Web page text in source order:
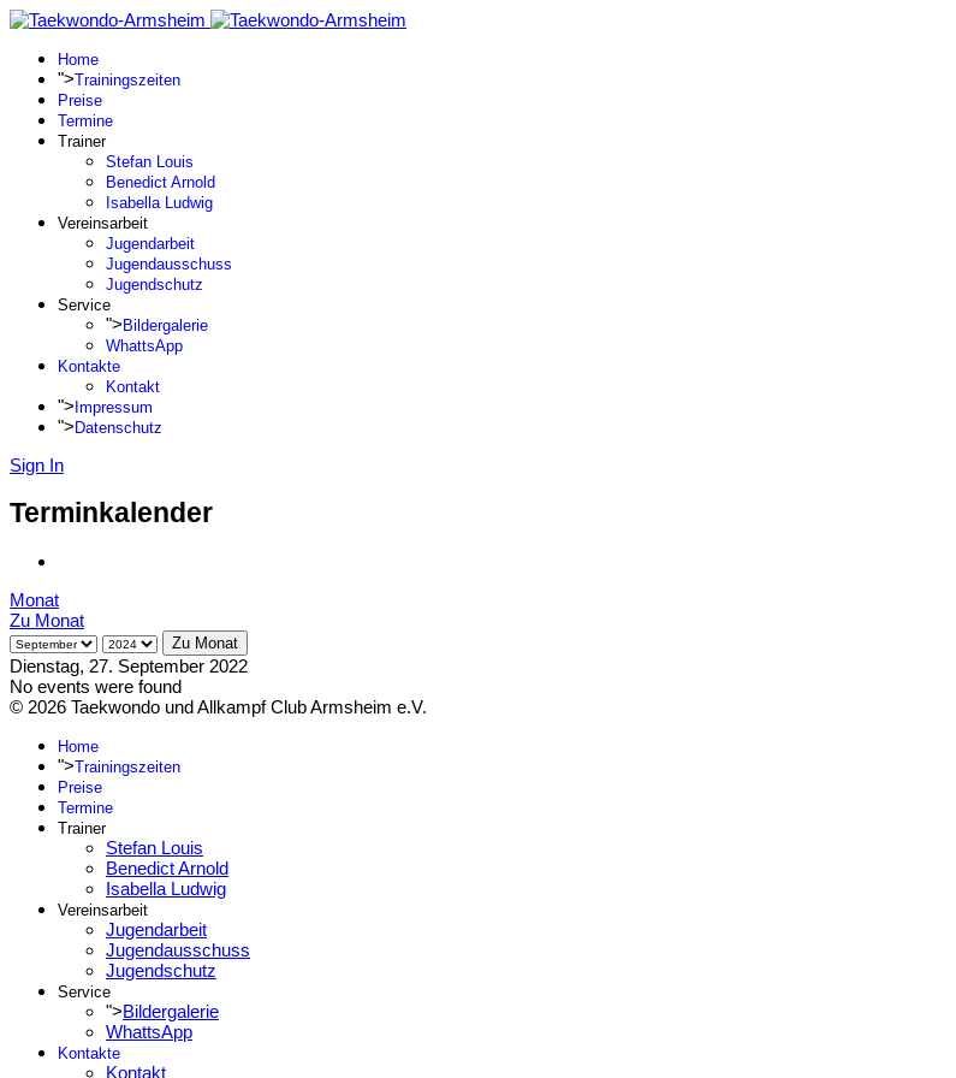
Home
">Trainingszeiten
Preise
Termine
Trainer
Stefan Louis
Benedict Arnold
Isabella Ludwig
Vereinsarbeit
Jugendarbeit
Jugendausschuss
Jugendschutz
Service
"> Bildergalerie
WhattsApp
Kontakte
Kontakt
"> Impressum
"> Datenschutz
Sign In
Terminkalender
Monat
Zu Monat
Zu Monat
Dienstag, 27. September 2022
No events were found
© 2026 Taekwondo und Allkampf Club Armsheim e.V.
Home
">Trainingszeiten
Preise
Termine
Trainer
Stefan Louis
Benedict Arnold
Isabella Ludwig
Vereinsarbeit
Jugendarbeit
Jugendausschuss
Jugendschutz
Service
">Bildergalerie
WhattsApp
Kontakte
Kontakt